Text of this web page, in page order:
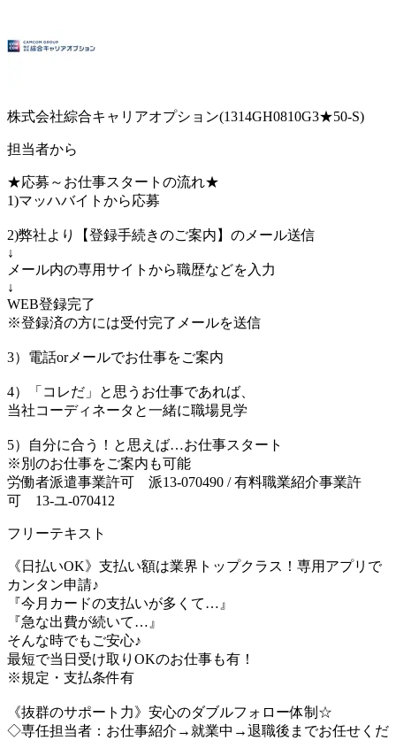
株式会社綜合キャリアオプション(1314GH0810G3★50-S)
担当者から
★応募～お仕事スタートの流れ★
1)マッハバイトから応募
2)弊社より【登録手続きのご案内】のメール送信
↓
メール内の専用サイトから職歴などを入力
↓
WEB登録完了
※登録済の方には受付完了メールを送信
3）電話orメールでお仕事をご案内
4）「コレだ」と思うお仕事であれば、
当社コーディネータと一緒に職場見学
5）自分に合う！と思えば…お仕事スタート
※別のお仕事をご案内も可能
労働者派遣事業許可 派13-070490 / 有料職業紹介事業許
可 13-ユ-070412
フリーテキスト
《日払いOK》支払い額は業界トップクラス！専用アプリで
カンタン申請♪
『今月カードの支払いが多くて…』
『急な出費が続いて…』
そんな時でもご安心♪
最短で当日受け取りOKのお仕事も有！
※規定・支払条件有
《抜群のサポート力》安心のダブルフォロー体制☆
◇専任担当者：お仕事紹介→就業中→退職後までお任せくだ